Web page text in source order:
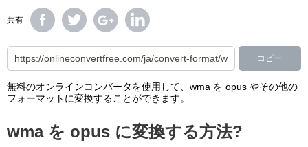
共有
コピー
無料のオンラインコンバータを使用して、wma を opus やその他の
フォーマットに変換することができます。
wma を opus に変換する方法?